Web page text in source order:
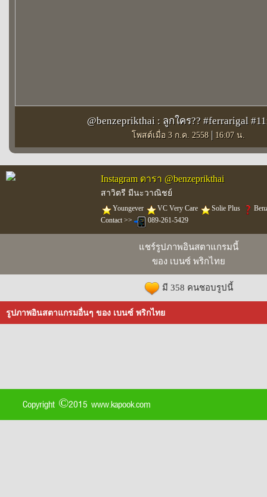
@benzeprikthai : ลูกใคร?? #ferrarigal
โพสต์เมื่อ 3 ก.ค. 2558 | 16:07 น.
Instagram ดารา @benzeprikthai
สาวิตรี มีนะวาณิชย์
️Youngever ️VC Very Care ️Solie Plus
Contact >>
089-261-5429
แชร์รูปภาพอินสตาแกรมนี้
ของ เบนซ์ พริกไทย
มี 358 คนชอบรูปนี้
รูปภาพอินสตาแกรมอื่นๆ ของ เบนซ์ พริกไทย
Copyright ©2015 www.kapook.com